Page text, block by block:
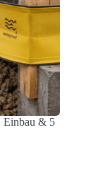
Einbau & 5